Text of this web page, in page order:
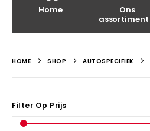
Home
Ons
assortiment
HOME SHOP AUTOSPECIFIEK
Filter Op Prijs